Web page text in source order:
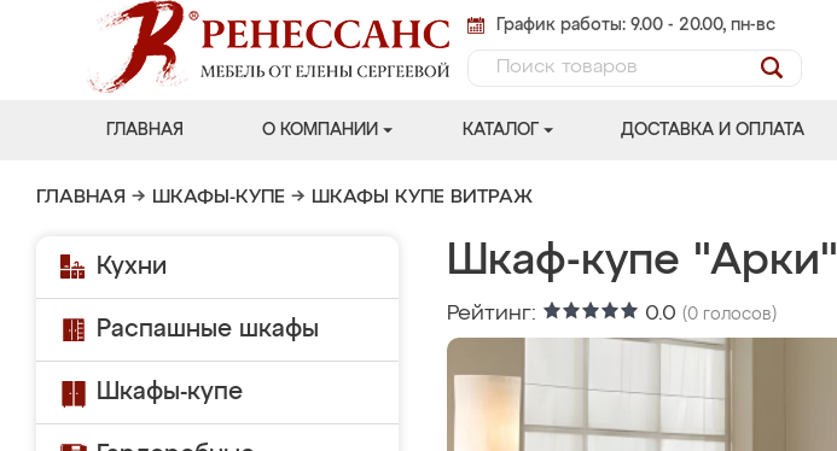
График работы: 9.00 - 20.00, пн-вс
ГЛАВНАЯ О КОМПАНИИ КАТАЛОГ ДОСТАВКА И ОПЛАТА
ГЛАВНАЯ → ШКАФЫ-КУПЕ → ШКАФЫ КУПЕ ВИТРАЖ
Кухни
Распашные шкафы
Шкафы-купе
Шкаф-купе "Арки"
Рейтинг: 0.0 (0 голосов)